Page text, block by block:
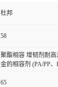
杜邦
58
聚酯相容 增韧剂耐
金的相容剂 (PA/PP、
65